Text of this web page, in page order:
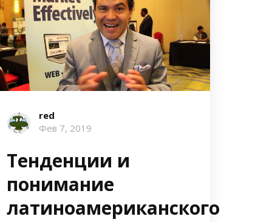
red
Фев 7, 2019
Тенденции и
понимание
латиноамериканского